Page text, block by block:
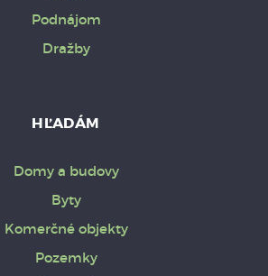
Podnájom
Dražby
HĽADÁM
Domy a budovy
Byty
Komerčné objekty
Pozemky